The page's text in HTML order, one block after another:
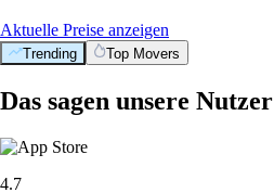
Aktuelle Preise anzeigen
Trending Top Movers
Das sagen unsere Nutzer
4.7